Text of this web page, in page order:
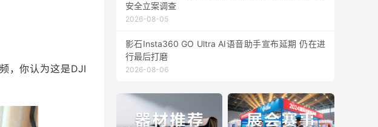
，你认为这是DJI
安全立案调查
2026-08-05
影石Insta360 GO Ultra AI语音助手宣布延期 仍在进
行最后打磨
2026-08-06